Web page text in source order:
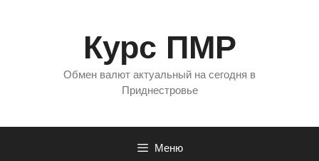
Курс ПМР
Обмен валют актуальный на сегодня в
Приднестровье
Меню